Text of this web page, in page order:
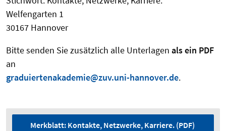
Welfengarten 1
30167 Hannover
Bitte senden Sie zusätzlich alle Unterlagen als ein PDF
an
graduiertenakademie@zuv.uni-hannover.de.
Merkblatt: Kontakte, Netzwerke, Karriere. (PDF)